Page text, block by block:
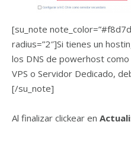
[su_note
radius=”2″]Si tienes un
los DNS de powerhost como
VPS o Servidor Dedicado,
[/su_note]
Al finalizar clickear en